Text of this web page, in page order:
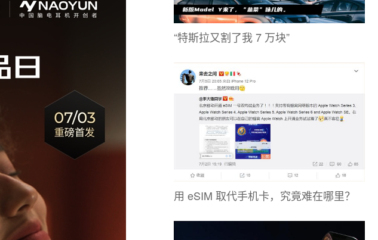
“特斯拉又割了我 7 万块”
用 eSIM 取代手机卡，究竟难在哪里？